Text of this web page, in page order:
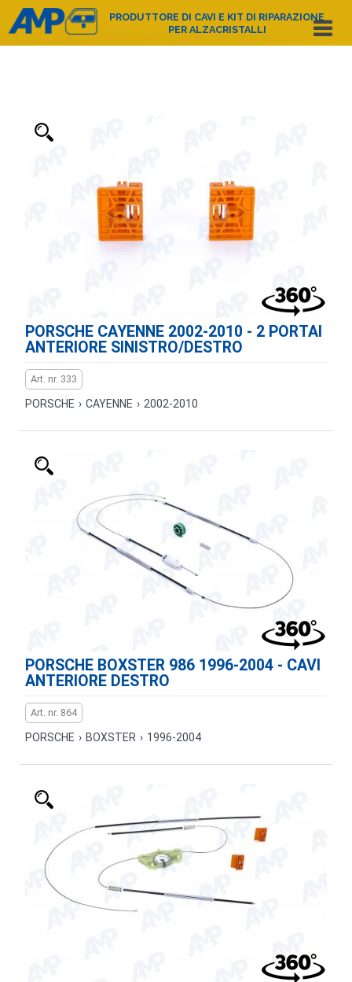
PRODUTTORE DI CAVI E KIT DI RIPARAZIONE
PER ALZACRISTALLI
CHI SIAMO
CATALOGO DEI PRODOTTI
PORSCHE CAYENNE 2002-2010 - 2 PORTAI
ANTERIORE SINISTRO/DESTRO
Art. nr. 333
PORSCHE › CAYENNE › 2002-2010
PORSCHE BOXSTER 986 1996-2004 - CAVI
ANTERIORE DESTRO
Art. nr. 864
PORSCHE › BOXSTER › 1996-2004